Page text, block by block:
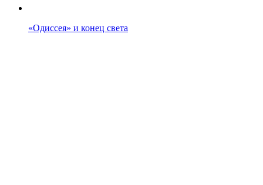
«Одиссея» и конец света